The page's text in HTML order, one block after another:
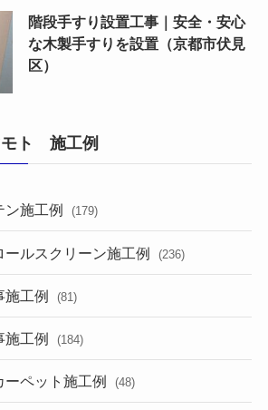
階段手すり設置工事｜安全・安心
な木製手すりを設置（京都市伏見
区）
モト 施工例
ン施工例 (179)
ールスクリーン施工例 (236)
施工例 (81)
施工例 (184)
ーペット施工例 (48)